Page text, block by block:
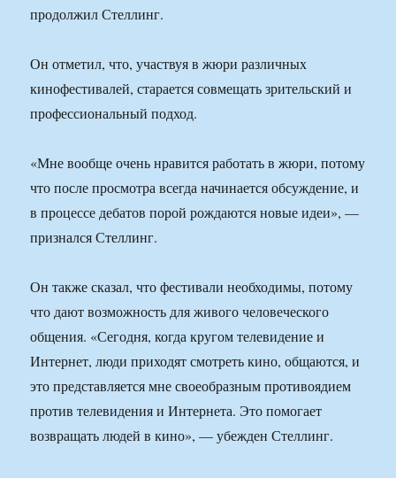
продолжил Стеллинг.
Он отметил, что, участвуя в жюри различных
кинофестивалей, старается совмещать зрительский и
профессиональный подход.
«Мне вообще очень нравится работать в жюри, потому
что после просмотра всегда начинается обсуждение, и
в процессе дебатов порой рождаются новые идеи», —
признался Стеллинг.
Он также сказал, что фестивали необходимы, потому
что дают возможность для живого человеческого
общения. «Сегодня, когда кругом телевидение и
Интернет, люди приходят смотреть кино, общаются, и
это представляется мне своеобразным противоядием
против телевидения и Интернета. Это помогает
возвращать людей в кино», — убежден Стеллинг.